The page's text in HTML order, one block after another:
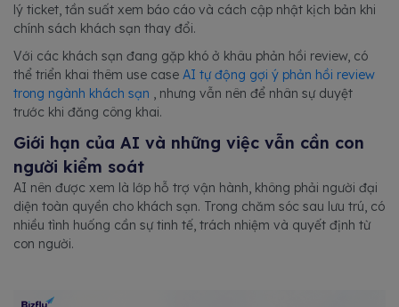
lý ticket, tần suất xem báo cáo và cách cập nhật kịch bản khi
chính sách khách sạn thay đổi.
Với các khách sạn đang gặp khó ở khâu phản hồi review, có
thể triển khai thêm use case AI tự động gợi ý phản hồi review
trong ngành khách sạn , nhưng vẫn nên để nhân sự duyệt
trước khi đăng công khai.
Giới hạn của AI và những việc vẫn cần con
người kiểm soát
AI nên được xem là lớp hỗ trợ vận hành, không phải người đại
diện toàn quyền cho khách sạn. Trong chăm sóc sau lưu trú, có
nhiều tình huống cần sự tinh tế, trách nhiệm và quyết định từ
con người.